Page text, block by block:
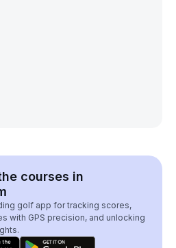
courses in
golf app for tracking scores,
with GPS precision, and unlocking